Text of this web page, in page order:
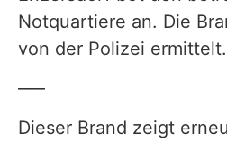
Notquartiere an. Die
von der Polizei ermittelt.
—–
Dieser Brand zeigt